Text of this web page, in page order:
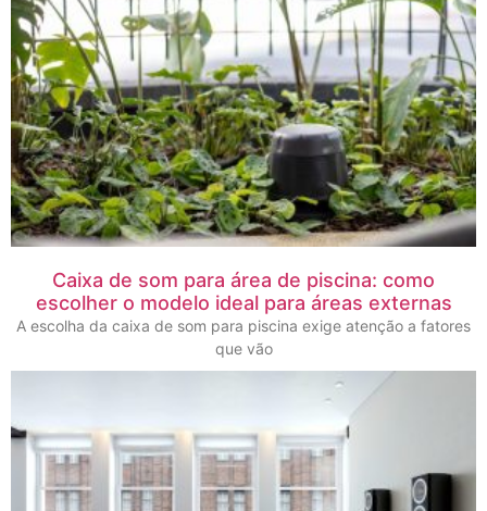
Caixa de som para área de piscina: como
escolher o modelo ideal para áreas externas
A escolha da caixa de som para piscina exige atenção a fatores
que vão